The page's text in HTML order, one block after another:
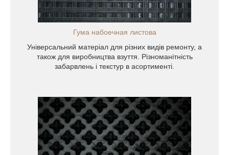
Гума набоечная листова
Універсальний матеріал для різних видів ремонту, а
також для виробництва взуття. Різноманітність
забарвлень і текстур в асортименті.